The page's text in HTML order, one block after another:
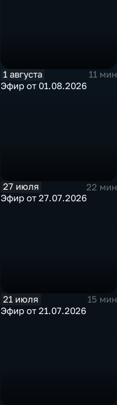
1 августа
11 мин
Эфир от 01.08.2026
27 июля
22 мин
Эфир от 27.07.2026
21 июля
15 мин
Эфир от 21.07.2026